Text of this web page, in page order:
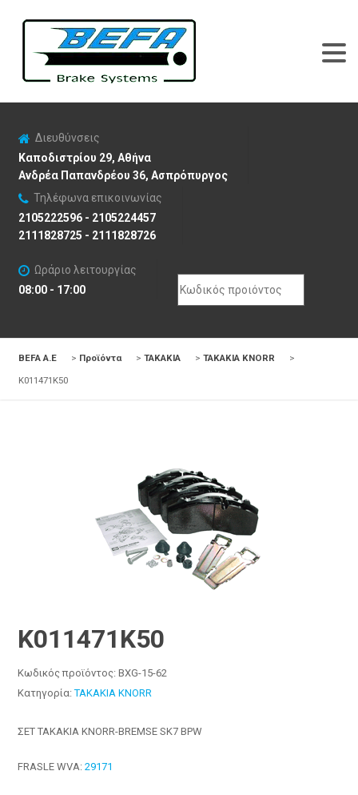
Διευθύνσεις
Καποδιστρίου 29, Αθήνα
Ανδρέα Παπανδρέου 36, Ασπρόπυργος
Τηλέφωνα επικοινωνίας
2105222596 - 2105224457
2111828725 - 2111828726
Ωράριο λειτουργίας
08:00 - 17:00
Search
for:
BEFA Α.Ε > Προϊόντα > ΤΑΚΑΚΙΑ > ΤΑΚΑΚΙΑ KNORR
>
K011471K50
K011471K50
Κωδικός προϊόντος:BXG-15-62
Κατηγορία:ΤΑΚΑΚΙΑ KNORR
ΣΕΤ ΤΑΚΑΚΙΑ KNORR-BREMSE SK7 BPW
FRASLE WVA:29171